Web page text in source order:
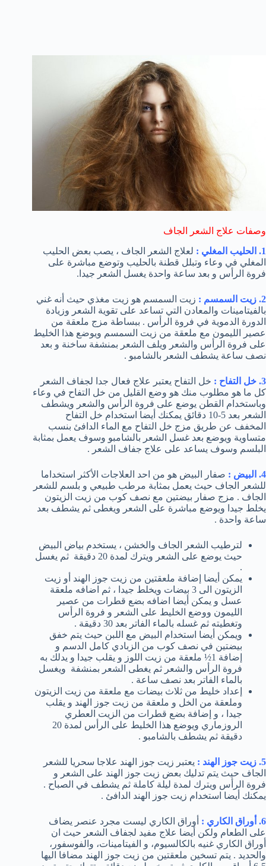
وصفات علاج الشعر الجاف
1. الحليب المغلي :
لعلاج الشعر الجاف ، يصب بعض الحليب
المغلي في وعاء وتبلل قطنة بالحليب وتوضع مباشرة على
فروة الرأس و بعد ساعة واحدة يغسل الشعر جيدا.
2. زيت السمسم :
زيت السمسم هو زيت مغذي حيث أنه غني
بالفيتامينات والمعادن التي تساعد على تقوية الشعر وزيادة
الدورة الدموية في فروة الرأس . ببساطة مزج ملعقة من
عصير الليمون مع ملعقة من زيت السمسم ويوضع هذا الخليط
على فروة الرأس والشعر ويلف الشعر بمنشفة ساخنة و بعد
نصف ساعة يشطف الشعر بالشامبو .
3. خل التفاح :
خل التفاح يعتبر علاج فعال جدا لجفاف الشعر
كل ما هو مطلوب منك هو وضع القليل من خل التفاح في وعاء
وباستخدام القطن يوضع على فروة الرأس والشعر ويشطف
الشعر بعد 5-10 دقائق يمكنك أيضا استخدام خل التفاح
المخفف عن طريق مزج خل التفاح مع الماء الدافئ بنسب
متساوية ويوضع بعد غسل الشعر بالشامبو وسوف يعمل بمثابة
البلسم وسوف يساعد على علاج جفاف الشعر .
4. البيض :
صفار البيض هو من احد العلاجات الأكثر استخداما
للشعر الجاف حيث يعمل بمثابة مرطب طبيعي و بلسم للشعر
الجاف . مزج صفار بيضتين مع نصف كوب من زيت الزيتون
يخلط جيدا ويوضع مباشرة على الشعر ويغطى ثم يشطف بعد
ساعة واحدة .
لترطيب الشعر الجاف والخشن ، يستخدم بياض البيض
حيث يوضع على الشعر ويترك لمدة 20 دقيقة ثم يغسل
.
يمكن أيضا إضافة ملعقتين من زيت جوز الهند أو زيت
الزيتون الى 3 بيضات ويخلط جيدا ، ثم اضافه ملعقة
عسل و يمكن أيضا اضافه بضع قطرات من عصير
الليمون ووضع الخليط على الشعر و فروة الرأس
وتغطيته ثم غسله بالماء الفاتر بعد 30 دقيقة .
ويمكن أيضا استخدام البيض مع اللبن حيث يتم خفق
بيضتين في نصف كوب من الزبادي كامل الدسم و
إضافة 1½ ملعقة من زيت اللوز و يقلب جيدا و يدلك به
فروة الرأس والشعر ثم يغطى الشعر بمنشفة ويغسل
بالماء الفاتر بعد نصف ساعة .
إعداد خليط من ثلاث بيضات مع ملعقة من زيت الزيتون
وملعقة من الخل و ملعقة من زيت جوز الهند و يقلب
جيدا ، و إضافة بضع قطرات من الزيت العطري
الروزماري ويوضع هذا الخليط على الرأس لمدة 20
دقيقة ثم يشطف بالشامبو .
5. زيت جوز الهند :
يعتبر زيت جوز الهند علاجا سحريا للشعر
الجاف حيث يتم تدليك بعض زيت جوز الهند على الشعر و
فروة الرأس ويترك لمدة ليلة كاملة ثم يشطف في الصباح .
يمكنك أيضا استخدام زيت جوز الهند الدافئ .
6. أوراق الكاري :
أوراق الكاري ليست مجرد عنصر يضاف
على الطعام ولكن أيضا علاج مفيد لجفاف الشعر حيث ان
أوراق الكاري غنيه بالكالسيوم، و الفيتامينات، والفوسفور،
والحديد . يتم تسخين ملعقتين من زيت جوز الهند مضافا اليها